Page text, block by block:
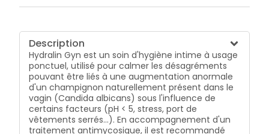
Description
Hydralin Gyn est un soin d'hygiène intime à usage
ponctuel, utilisé pour calmer les désagréments
pouvant être liés à une augmentation anormale
d'un champignon naturellement présent dans le
vagin (Candida albicans) sous l'influence de
certains facteurs (pH < 5, stress, port de
vêtements serrés...). En accompagnement d'un
traitement antimycosique, il est recommandé